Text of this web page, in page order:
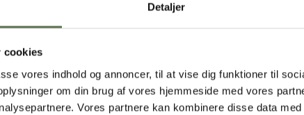
Detaljer
cookies
vores indhold og annoncer, til at vise dig funktioner til
om din brug af vores hjemmeside med vores
Vores partnere kan kombinere disse data